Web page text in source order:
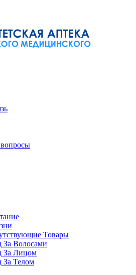
Товары
За Волосами
За Лицом
За Телом